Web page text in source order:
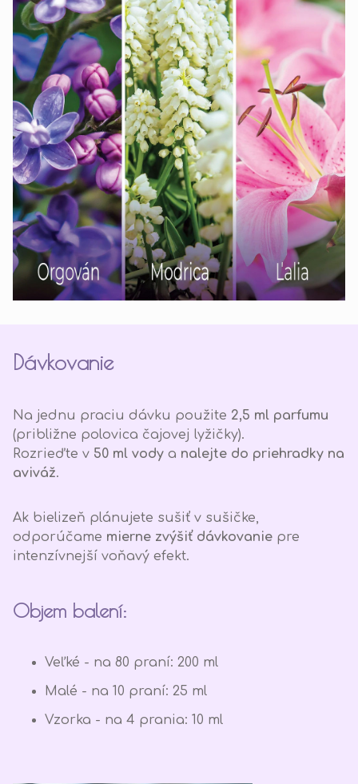
Dávkovanie
Na jednu praciu dávku použite 2,5 ml parfumu
(približne polovica čajovej lyžičky).
Rozrieďte v 50 ml vody a nalejte do priehradky na
aviváž.
Ak bielizeň plánujete sušiť v sušičke,
odporúčame mierne zvýšiť dávkovanie pre
intenzívnejší voňavý efekt.
Objem balení:
Veľké - na 80 praní: 200 ml
Malé - na 10 praní: 25 ml
Vzorka - na 4 prania: 10 ml